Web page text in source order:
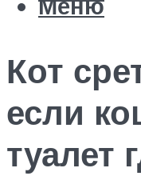
Кот
если
туалет